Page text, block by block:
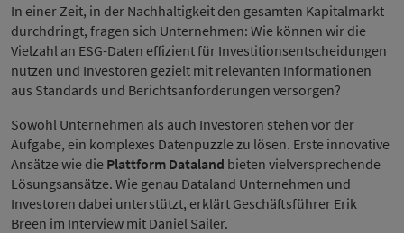
In einer Zeit, in der Nachhaltigkeit den gesamten Kapitalmarkt
durchdringt, fragen sich Unternehmen: Wie können wir die
Vielzahl an ESG-Daten effizient für Investitionsentscheidungen
nutzen und Investoren gezielt mit relevanten Informationen
aus Standards und Berichtsanforderungen versorgen?
Sowohl Unternehmen als auch Investoren stehen vor der
Aufgabe, ein komplexes Datenpuzzle zu lösen. Erste innovative
Ansätze wie die Plattform Dataland bieten vielversprechende
Lösungsansätze. Wie genau Dataland Unternehmen und
Investoren dabei unterstützt, erklärt Geschäftsführer Erik
Breen im Interview mit Daniel Sailer.